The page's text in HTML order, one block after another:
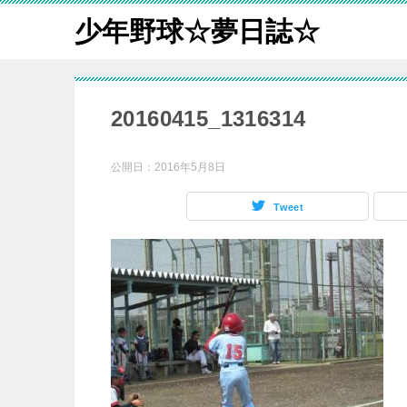
少年野球☆夢日誌☆
20160415_1316314
公開日： 2016年5月8日
Tweet